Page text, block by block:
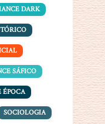
DARK
SÁFICO
ÉPOCA
SOCIOLOGIA